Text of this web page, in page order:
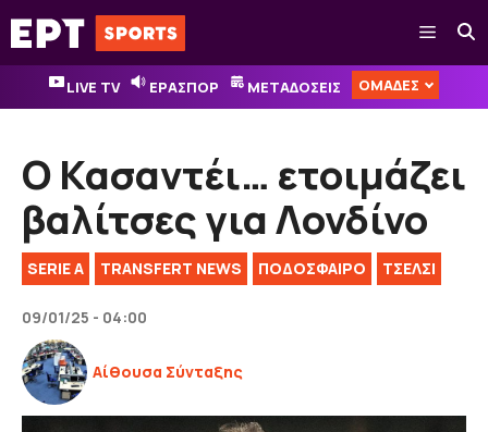
Μετάβαση
σε
περιεχόμενο
Μενού
LIVE TV ΕΡΑΣΠΟΡ ΜΕΤΑΔΟΣΕΙΣ ΟΜΑΔΕΣ
Ο Κασαντέι… ετοιμάζει
βαλίτσες για Λονδίνο
SERIE A TRANSFERT NEWS ΠΟΔΟΣΦΑΙΡΟ ΤΣΕΛΣΙ
09/01/25 - 04:00
Αίθουσα Σύνταξης